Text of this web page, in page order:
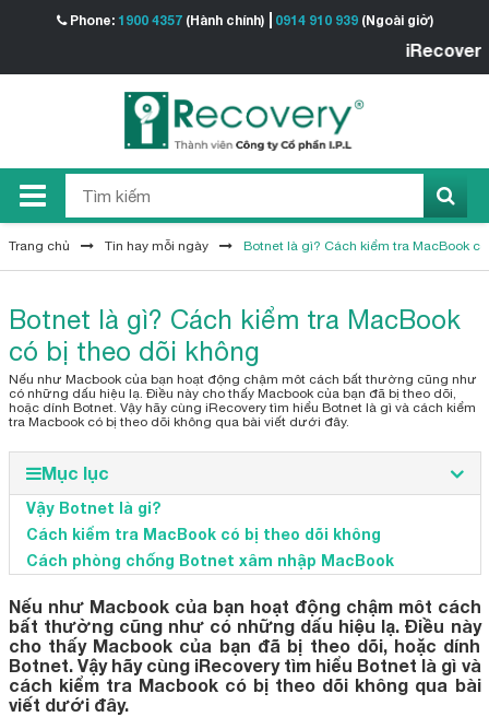
Phone: 1900 4357(Hành chính) 0914 910 939(Ngoài giờ)
iRecovery -
Trang chủ Tin hay mỗi ngày Botnet là gì? Cách kiểm tra MacBook
Botnet là gì? Cách kiểm tra MacBook
có bị theo dõi không
Nếu như Macbook của bạn hoạt động chậm môt cách bất thường cũng như
có những dấu hiệu lạ. Điều này cho thấy Macbook của bạn đã bị theo dõi,
hoặc dính Botnet. Vậy hãy cùng iRecovery tìm hiểu Botnet là gì và cách kiểm
tra Macbook có bị theo dõi không qua bài viết dưới đây.
Mục lục
Vậy Botnet là gi?
Cách kiểm tra MacBook có bị theo dõi không
Cách phòng chống Botnet xâm nhập MacBook
Nếu như Macbook của bạn hoạt động chậm môt cách
bất thường cũng như có những dấu hiệu lạ. Điều này
cho thấy Macbook của bạn đã bị theo dõi, hoặc dính
Botnet. Vậy hãy cùng iRecovery tìm hiểu Botnet là gì và
cách kiểm tra Macbook có bị theo dõi không qua bài
viết dưới đây.